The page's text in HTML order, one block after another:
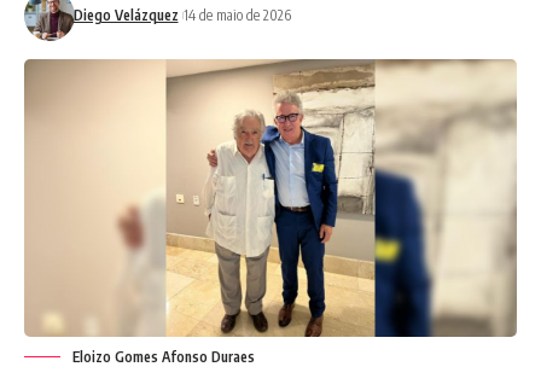
Diego Velázquez 14 de maio de 2026
Eloizo Gomes Afonso Duraes